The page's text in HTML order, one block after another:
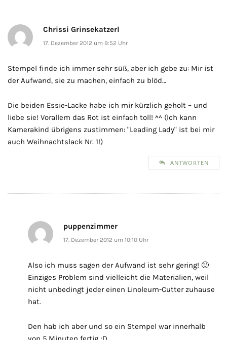
Chrissi Grinsekatzerl
17. Dezember 2012 um 9:52 Uhr
Stempel finde ich immer sehr süß, aber ich gebe zu: Mir ist
der Aufwand, sie zu machen, einfach zu blöd…
Die beiden Essie-Lacke habe ich mir kürzlich geholt – und
liebe sie! Vorallem das Rot ist einfach toll! ^^ (Ich kann
Kamerakind übrigens zustimmen: "Leading Lady" ist bei mir
auch Weihnachtslack Nr. 1!)
ANTWORTEN
puppenzimmer
17. Dezember 2012 um 10:10 Uhr
Also ich muss sagen der Aufwand ist sehr gering! 🙂
Einziges Problem sind vielleicht die Materialien, weil
nicht unbedingt jeder einen Linoleum-Cutter zuhause
hat.
Den hab ich aber und so ein Stempel war innerhalb